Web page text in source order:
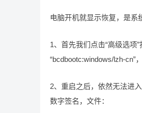
电脑开机就显示恢复，是系
1、首先我们点击“高级选项
“bcdbootc:windows/lzh-cn”
2、重启之后，依然无法进
数字签名，文件：